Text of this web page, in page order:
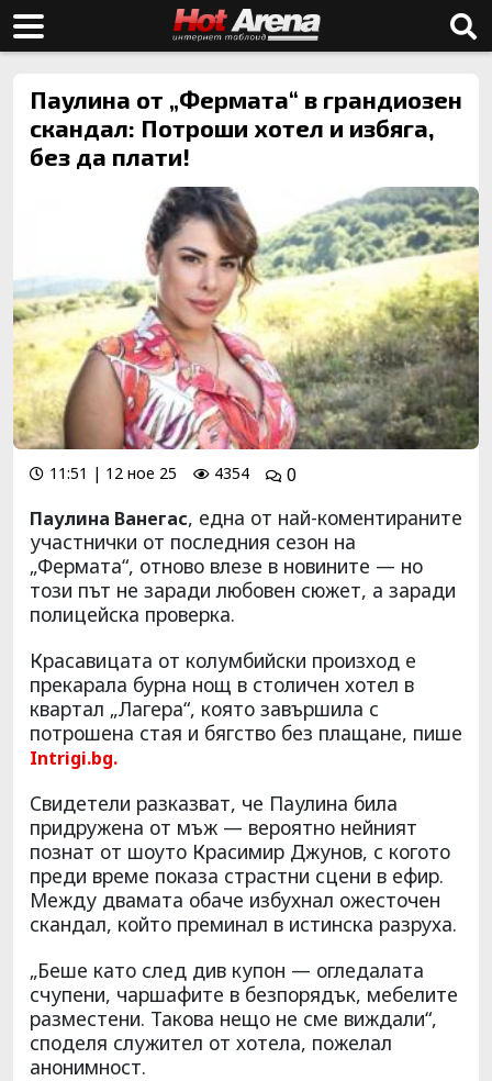
Паулина от „Фермата“ в грандиозен
скандал: Потроши хотел и избяга,
без да плати!
11:51 | 12 ное 25 4354
0
Паулина Ванегас, една от най-коментираните
участнички от последния сезон на
„Фермата“, отново влезе в новините — но
този път не заради любовен сюжет, а заради
полицейска проверка.
Красавицата от колумбийски произход е
прекарала бурна нощ в столичен хотел в
квартал „Лагера“, която завършила с
потрошена стая и бягство без плащане, пише
Intrigi.bg.
Свидетели разказват, че Паулина била
придружена от мъж — вероятно нейният
познат от шоуто Красимир Джунов, с когото
преди време показа страстни сцени в ефир.
Между двамата обаче избухнал ожесточен
скандал, който преминал в истинска разруха.
„Беше като след див купон — огледалата
счупени, чаршафите в безпорядък, мебелите
разместени. Такова нещо не сме виждали“,
споделя служител от хотела, пожелал
анонимност.